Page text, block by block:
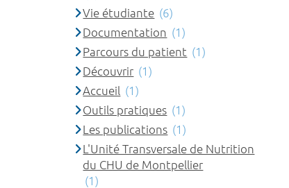
Vie étudiante (6)
Documentation (1)
Parcours du patient (1)
Découvrir (1)
Accueil (1)
Outils pratiques (1)
Les publications (1)
L'Unité Transversale de Nutrition
du CHU de Montpellier
(1)